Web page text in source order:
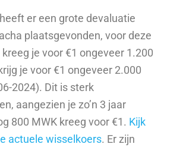
er een grote devaluatie
plaatsgevonden, voor deze
je voor €1 ongeveer 1.200
je voor €1 ongeveer 2.000
2024). Dit is sterk
aangezien je zo’n 3 jaar
800 MWK kreeg voor €1. Kijk
actuele wisselkoers. Er zijn